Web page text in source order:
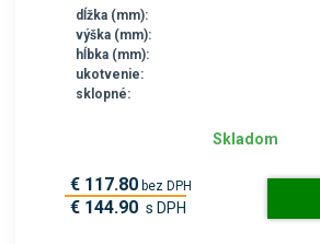
dĺžka (mm):
výška (mm):
hĺbka (mm):
ukotvenie:
sklopné:
Skladom
€ 117.80 bez DPH
€ 144.90 s DPH